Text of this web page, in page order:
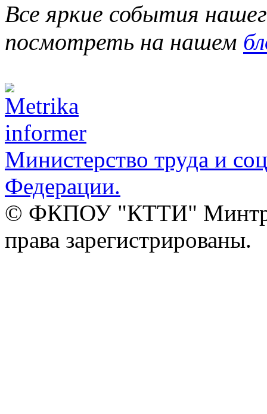
Все яркие события
посмотреть на нашем
Министерство труда и
Федерации.
© ФКПОУ "КТТИ"
права зарегистрированы.